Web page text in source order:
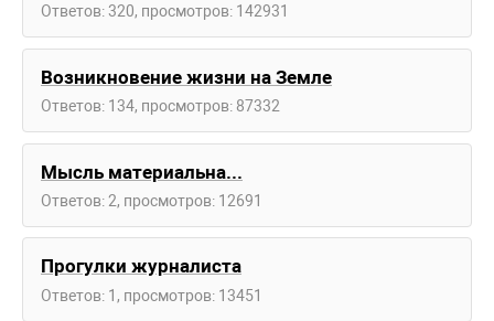
Ответов: 320, просмотров: 142931
Возникновение жизни на Земле
Ответов: 134, просмотров: 87332
Мысль материальна...
Ответов: 2, просмотров: 12691
Прогулки журналиста
Ответов: 1, просмотров: 13451